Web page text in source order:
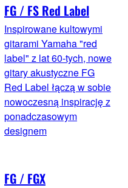
FG / FS Red Label
Inspirowane kultowymi
gitarami Yamaha "red
label" z lat 60-tych, nowe
gitary akustyczne FG
Red Label łączą w sobie
nowoczesną inspirację z
ponadczasowym
designem
FG / FGX